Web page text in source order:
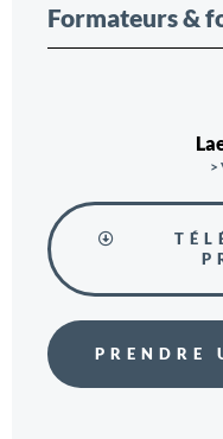
Formateurs &
>
PRENDRE